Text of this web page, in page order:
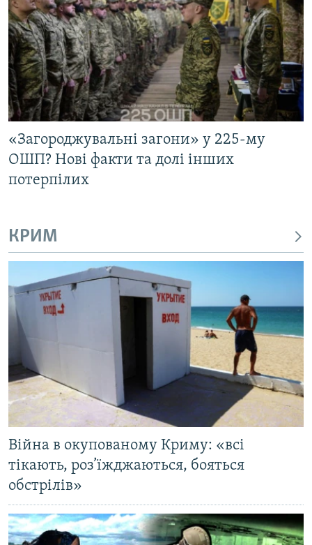
«Загороджувальні загони» у 225-му
ОШП? Нові факти та долі інших
потерпілих
КРИМ
Війна в окупованому Криму: «всі
тікають, роз’їжджаються, бояться
обстрілів»